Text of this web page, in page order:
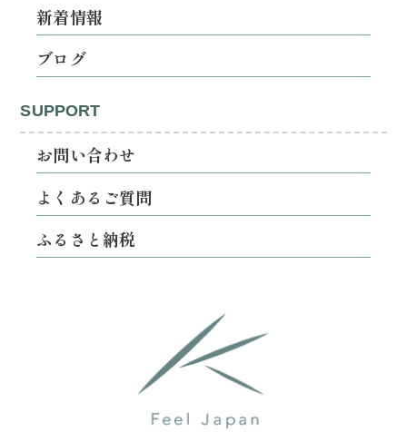
新着情報
ブログ
SUPPORT
お問い合わせ
よくあるご質問
ふるさと納税